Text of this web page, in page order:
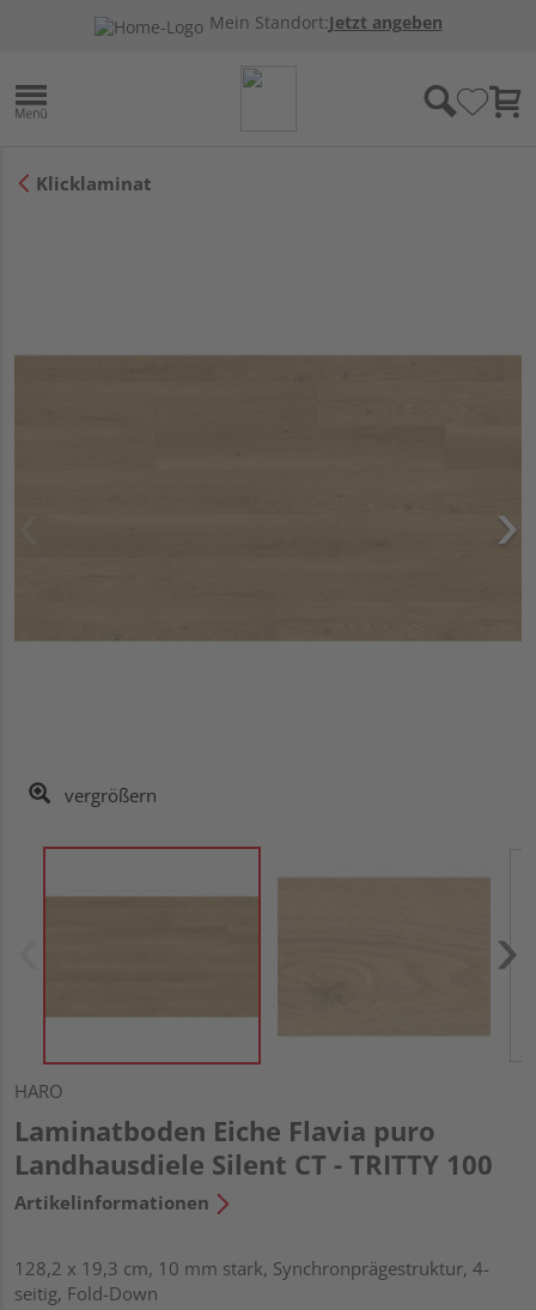
Mein Standort:Jetzt angeben
Klicklaminat
vergrößern
HARO
Laminatboden Eiche Flavia puro
Landhausdiele Silent CT - TRITTY 100
Artikelinformationen
128,2 x 19,3 cm, 10 mm stark, Synchronprägestruktur, 4-
seitig, Fold-Down